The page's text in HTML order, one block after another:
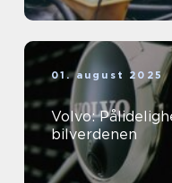
01. august 2025
Volvo:
bilverdenen